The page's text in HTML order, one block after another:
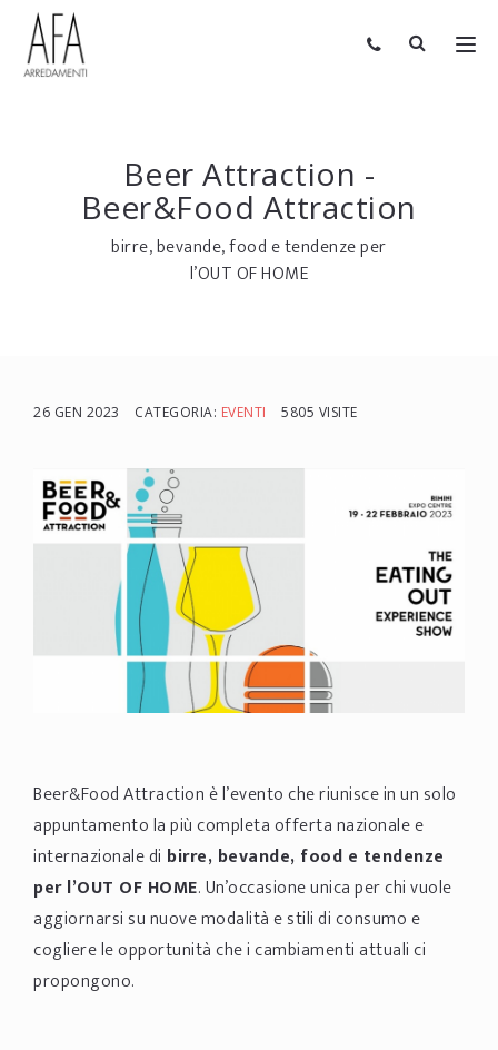
Beer Attraction -
Beer&Food Attraction
birre, bevande, food e tendenze per
l’OUT OF HOME
26 GEN 2023 CATEGORIA: EVENTI 5805 VISITE
Beer&Food Attraction è l’evento che riunisce in un solo
appuntamento la più completa offerta nazionale e
internazionale di birre, bevande, food e tendenze
per l’OUT OF HOME. Un’occasione unica per chi vuole
aggiornarsi su nuove modalità e stili di consumo e
cogliere le opportunità che i cambiamenti attuali ci
propongono.